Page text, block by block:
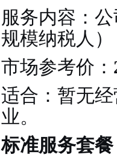
服务内容：
规模纳税人）
市场参考价：
适合：暂无
业。
标准服务套